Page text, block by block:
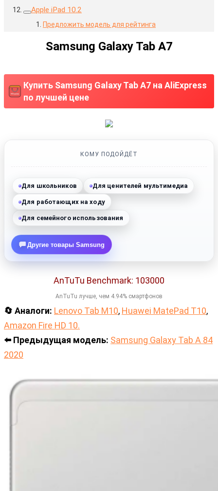
Apple iPad 10.2
Предложить модель для рейтинга
Samsung Galaxy Tab A7
Купить Samsung Galaxy Tab A7 на AliExpress
по лучшей цене
КОМУ ПОДОЙДЁТ
Другие товары Samsung
Для школьников Для ценителей мультимедиа
Для работающих на ходу
Для семейного использования
AnTuTu Benchmark: 103000
AnTuTu лучше, чем 4.94% смартфонов
🔄 Аналоги: Lenovo Tab M10, Huawei MatePad T10,
Amazon Fire HD 10.
⬅️ Предыдущая модель: Samsung Galaxy Tab A 84
2020